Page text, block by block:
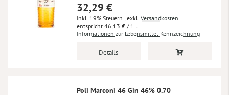
32,29 €
Inkl. 19% Steuern , exkl. Versandkosten
46,13 € / 1 l
Informationen zur Lebensmittel Kennzeichnung
Details
Poli Marconi 46 Gin 46% 0.70